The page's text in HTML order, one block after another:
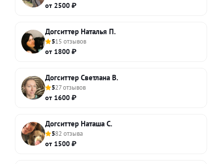
от 2500 ₽
Догситтер Наталья П.
515 отзывов
от 1800 ₽
Догситтер Светлана В.
527 отзывов
от 1600 ₽
Догситтер Наташа С.
582 отзыва
от 1500 ₽